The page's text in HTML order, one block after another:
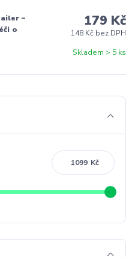
–
o
Skladem > 5 ks
179 Kč
148 Kč bez DPH
Kč